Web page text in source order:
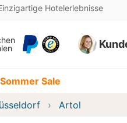
Hotelerlebnisse
Sale
Artol